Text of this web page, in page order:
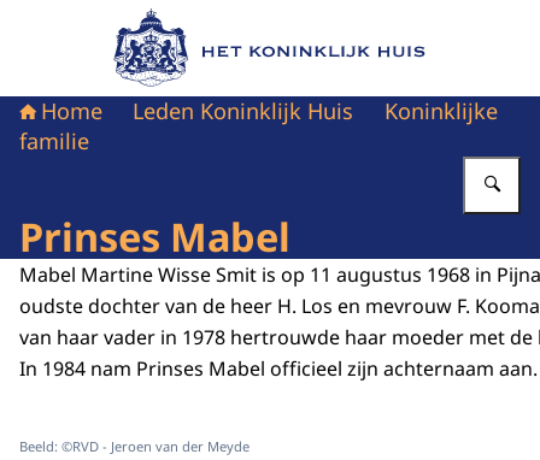
Naar de homepage van Het Koninklijk Huis
Home Leden Koninklijk Huis
Koninklijke
familie
Prinses Mabel
Mabel Martine Wisse Smit is op 11 augustus 1968 in
oudste dochter van de heer H. Los en mevrouw F.
van haar vader in 1978 hertrouwde haar moeder met de
In 1984 nam Prinses Mabel officieel zijn achternaam aan.
Beeld: ©RVD - Jeroen van der Meyde